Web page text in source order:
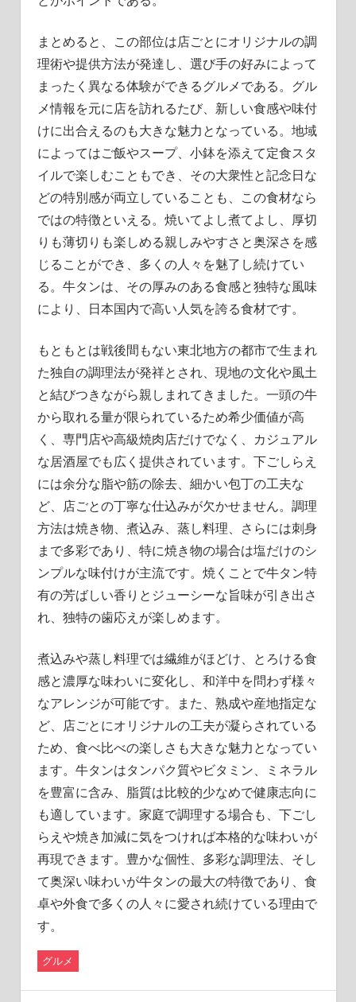
まとめると、この部位は店ごとにオリジナルの調
理術や提供方法が発達し、選び手の好みによって
まったく異なる体験ができるグルメである。グル
メ情報を元に店を訪れるたび、新しい食感や味付
けに出合えるのも大きな魅力となっている。地域
によってはご飯やスープ、小鉢を添えて定食スタ
イルで楽しむこともでき、その大衆性と記念日な
どの特別感が両立していることも、この食材なら
ではの特徴といえる。焼いてよし煮てよし、厚切
りも薄切りも楽しめる親しみやすさと奥深さを感
じることができ、多くの人々を魅了し続けてい
る。牛タンは、その厚みのある食感と独特な風味
により、日本国内で高い人気を誇る食材です。
もともとは戦後間もない東北地方の都市で生まれ
た独自の調理法が発祥とされ、現地の文化や風土
と結びつきながら親しまれてきました。一頭の牛
から取れる量が限られているため希少価値が高
く、専門店や高級焼肉店だけでなく、カジュアル
な居酒屋でも広く提供されています。下ごしらえ
には余分な脂や筋の除去、細かい包丁の工夫な
ど、店ごとの丁寧な仕込みが欠かせません。調理
方法は焼き物、煮込み、蒸し料理、さらには刺身
まで多彩であり、特に焼き物の場合は塩だけのシ
ンプルな味付けが主流です。焼くことで牛タン特
有の芳ばしい香りとジューシーな旨味が引き出さ
れ、独特の歯応えが楽しめます。
煮込みや蒸し料理では繊維がほどけ、とろける食
感と濃厚な味わいに変化し、和洋中を問わず様々
なアレンジが可能です。また、熟成や産地指定な
ど、店ごとにオリジナルの工夫が凝らされている
ため、食べ比べの楽しさも大きな魅力となってい
ます。牛タンはタンパク質やビタミン、ミネラル
を豊富に含み、脂質は比較的少なめで健康志向に
も適しています。家庭で調理する場合も、下ごし
らえや焼き加減に気をつければ本格的な味わいが
再現できます。豊かな個性、多彩な調理法、そし
て奥深い味わいが牛タンの最大の特徴であり、食
卓や外食で多くの人々に愛され続けている理由で
す。
グルメ